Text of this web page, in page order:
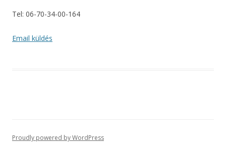
Tel: 06-70-34-00-164
Email küldés
Proudly powered by WordPress